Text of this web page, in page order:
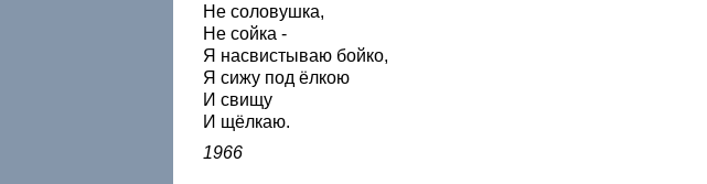
Не соловушка,
Не сойка -
Я насвистываю бойко,
Я сижу под ёлкою
И свищу
И щёлкаю.
1966